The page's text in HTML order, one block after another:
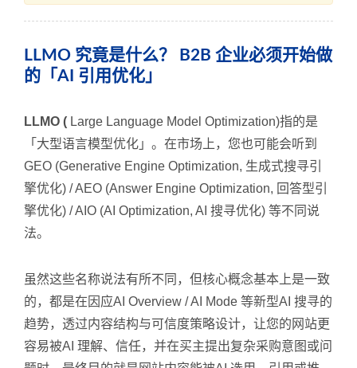
LLMO 究竟是什么？ B2B 企业必须开始做
的「AI 引用优化」
LLMO ( Large Language Model Optimization)指的是
「大型语言模型优化」。在市场上，您也可能会听到
GEO (Generative Engine Optimization, 生成式搜寻引
擎优化) / AEO (Answer Engine Optimization, 回答型引
擎优化) / AIO (AI Optimization, AI 搜寻优化) 等不同说
法。
虽然这些名称说法有所不同，但核心概念基本上是一致
的，都是在因应AI Overview / AI Mode 等新型AI 搜寻的
趋势，透过内容结构与可信度策略设计，让您的网站更
容易被AI 理解、信任，并在买主提出复杂采购意图或问